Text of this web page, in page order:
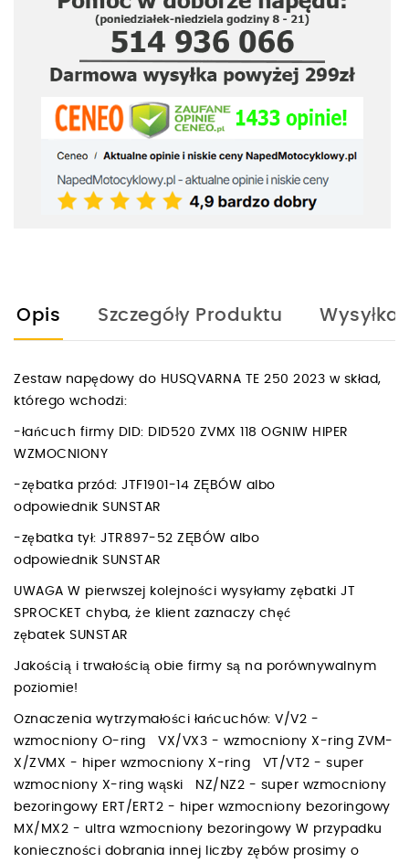
Opis Szczegóły Produktu Wysyłka
Zestaw napędowy do HUSQVARNA TE 250 2023 w skład,
którego wchodzi:
-łańcuch firmy DID: DID520 ZVMX 118 OGNIW HIPER
WZMOCNIONY
-zębatka przód: JTF1901-14 ZĘBÓW albo
odpowiednik SUNSTAR
-zębatka tył: JTR897-52 ZĘBÓW albo
odpowiednik SUNSTAR
UWAGA W pierwszej kolejności wysyłamy zębatki JT
SPROCKET chyba, że klient zaznaczy chęć
zębatek SUNSTAR
Jakością i trwałością obie firmy są na porównywalnym
poziomie!
Oznaczenia wytrzymałości łańcuchów: V/V2 -
wzmocniony O-ring VX/VX3 - wzmocniony X-ring ZVM-
X/ZVMX - hiper wzmocniony X-ring VT/VT2 - super
wzmocniony X-ring wąski NZ/NZ2 - super wzmocniony
bezoringowy ERT/ERT2 - hiper wzmocniony bezoringowy
MX/MX2 - ultra wzmocniony bezoringowy W przypadku
konieczności dobrania innej liczby zębów prosimy o